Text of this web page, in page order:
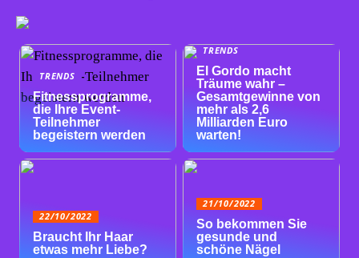
TRENDS
Fitnessprogramme,
die Ihre Event-
Teilnehmer
begeistern werden
TRENDS
El Gordo macht
Träume wahr –
Gesamtgewinne von
mehr als 2,6
Milliarden Euro
warten!
22/10/2022
Braucht Ihr Haar
etwas mehr Liebe?
21/10/2022
So bekommen Sie
gesunde und
schöne Nägel